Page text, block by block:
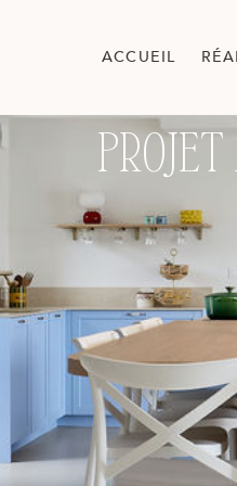
ACCUEIL